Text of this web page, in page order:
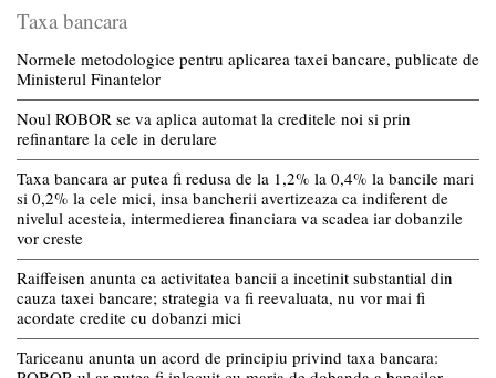
Taxa bancara
Normele metodologice pentru aplicarea taxei bancare, publicate de
Ministerul Finantelor
Noul ROBOR se va aplica automat la creditele noi si prin
refinantare la cele in derulare
Taxa bancara ar putea fi redusa de la 1,2% la 0,4% la bancile mari
si 0,2% la cele mici, insa bancherii avertizeaza ca indiferent de
nivelul acesteia, intermedierea financiara va scadea iar dobanzile
vor creste
Raiffeisen anunta ca activitatea bancii a incetinit substantial din
cauza taxei bancare; strategia va fi reevaluata, nu vor mai fi
acordate credite cu dobanzi mici
Tariceanu anunta un acord de principiu privind taxa bancara: